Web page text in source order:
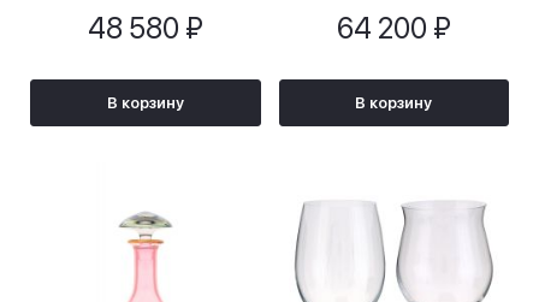
48 580 ₽
В корзину
64 200 ₽
В корзину